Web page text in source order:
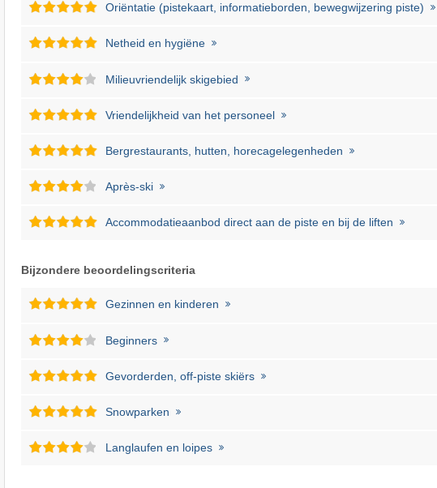
Oriëntatie (pistekaart, informatieborden, bewegwijzering piste)
Netheid en hygiëne
Milieuvriendelijk skigebied
Vriendelijkheid van het personeel
Bergrestaurants, hutten, horecagelegenheden
Après-ski
Accommodatieaanbod direct aan de piste en bij de liften
Bijzondere beoordelingscriteria
Gezinnen en kinderen
Beginners
Gevorderden, off-piste skiërs
Snowparken
Langlaufen en loipes